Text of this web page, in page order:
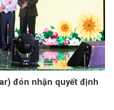
đón nhận quyết định